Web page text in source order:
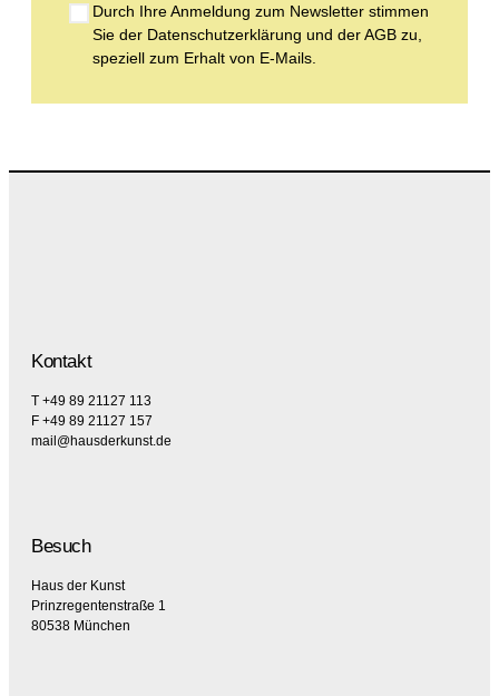
Durch Ihre Anmeldung zum Newsletter stimmen
Sie der Datenschutzerklärung und der AGB zu,
speziell zum Erhalt von E-Mails.
Kontakt
T +49 89 21127 113
F +49 89 21127 157
mail@hausderkunst.de
Besuch
Haus der Kunst
Prinzregentenstraße 1
80538 München